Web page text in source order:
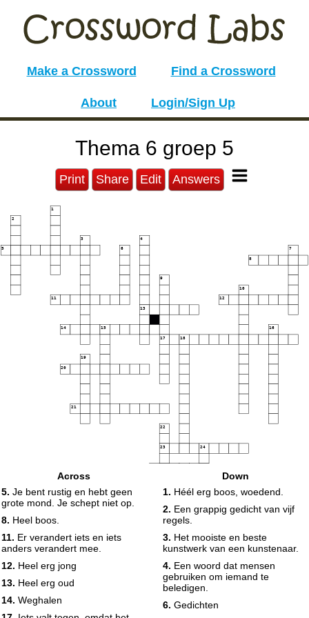
Make a Crossword Find a Crossword
About Login/Sign Up
Thema 6 groep 5
Print Share Edit Answers
1
2
3 4
5 6 7
8
9
10
11 12
13
14 15 16
17 18
19
20
21
22
23 24
Across
5. Je bent rustig en hebt geen
grote mond. Je schept niet op.
8. Heel boos.
11. Er verandert iets en iets
anders verandert mee.
12. Heel erg jong
13. Heel erg oud
14. Weghalen
Down
1. Héél erg boos, woedend.
2. Een grappig gedicht van vijf
regels.
3. Het mooiste en beste
kunstwerk van een kunstenaar.
4. Een woord dat mensen
gebruiken om iemand te
beledigen.
6. Gedichten